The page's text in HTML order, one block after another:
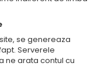
se genereaza
Serverele
ne arata contul cu